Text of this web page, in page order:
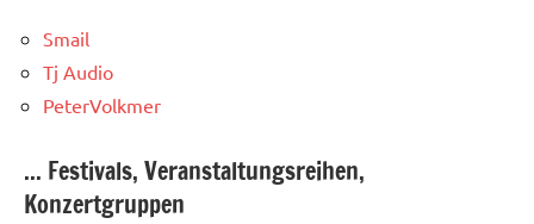
Smail
Tj Audio
PeterVolkmer
... Festivals, Veranstaltungsreihen,
Konzertgruppen